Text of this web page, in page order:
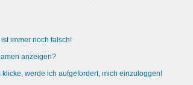
immer noch falsch!
anzeigen?
werde ich aufgefordert, mich einzuloggen!